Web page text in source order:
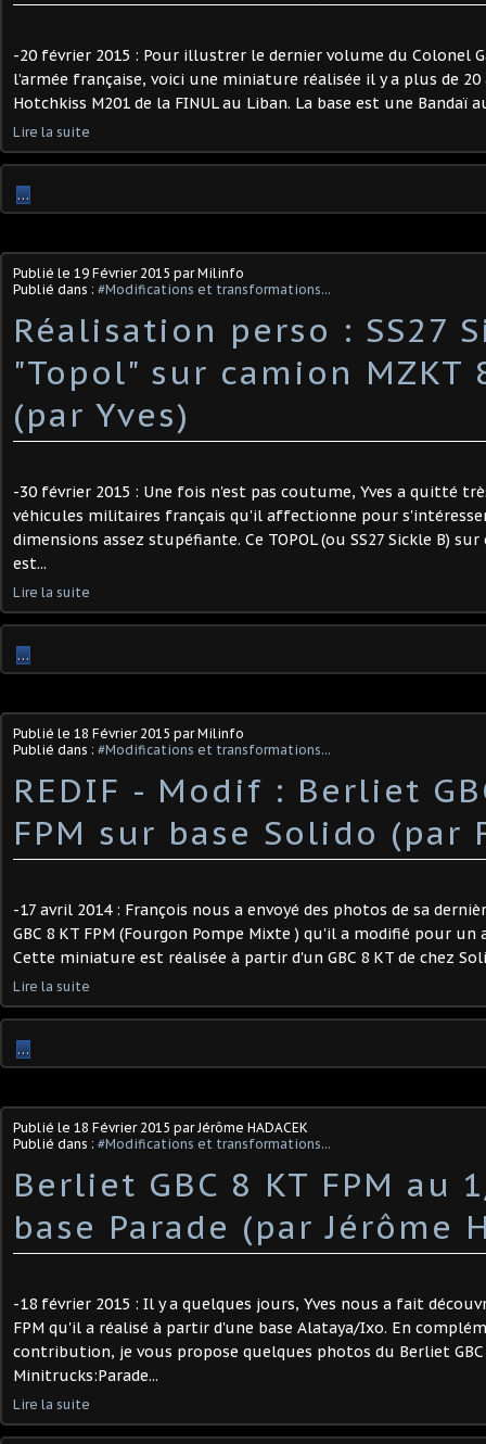
-20 février 2015 : Pour illustrer le dernier volume du Colonel
l’armée française, voici une miniature réalisée il y a plus de 20
Hotchkiss M201 de la FINUL au Liban. La base est une Bandaï
Lire la suite
…
Publié le 19 Février 2015 par Milinfo
Publié dans : #Modifications et transformations...
Réalisation perso : SS27
"Topol" sur camion MZKT
(par Yves)
-30 février 2015 : Une fois n'est pas coutume, Yves a quitté
véhicules militaires français qu'il affectionne pour
dimensions assez stupéfiante. Ce TOPOL (ou SS27 Sickle B)
est...
Lire la suite
…
Publié le 18 Février 2015 par Milinfo
Publié dans : #Modifications et transformations...
REDIF - Modif : Berliet
FPM sur base Solido (par
-17 avril 2014 : François nous a envoyé des photos de sa
GBC 8 KT FPM (Fourgon Pompe Mixte ) qu'il a modifié pour
Cette miniature est réalisée à partir d'un GBC 8 KT de chez
Lire la suite
…
Publié le 18 Février 2015 par Jérôme HADACEK
Publié dans : #Modifications et transformations...
Berliet GBC 8 KT FPM au
base Parade (par Jérôme
-18 février 2015 : Il y a quelques jours, Yves nous a fait
FPM qu'il a réalisé à partir d'une base Alataya/Ixo. En
contribution, je vous propose quelques photos du Berliet GBC
Minitrucks:Parade...
Lire la suite